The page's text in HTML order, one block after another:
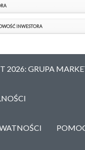
INWESTORA
2026: GRUPA